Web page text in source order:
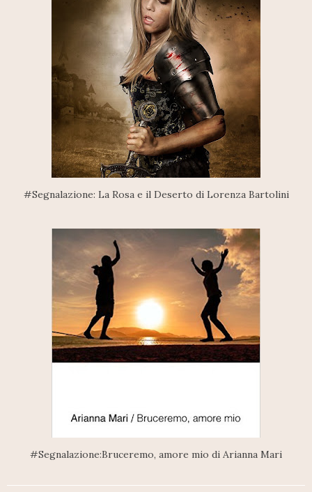
#Segnalazione: La Rosa e il Deserto di Lorenza Bartolini
#Segnalazione:Bruceremo, amore mio di Arianna Mari